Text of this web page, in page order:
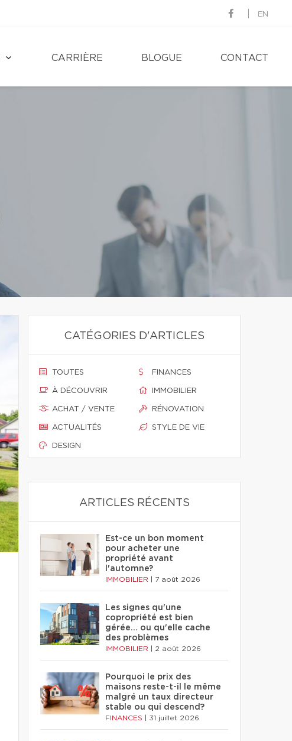
EN
CARRIÈRE BLOGUE CONTACT
CATÉGORIES D'ARTICLES
TOUTES
À DÉCOUVRIR
ACHAT / VENTE
ACTUALITÉS
DESIGN
FINANCES
IMMOBILIER
RÉNOVATION
STYLE DE VIE
ARTICLES RÉCENTS
Est-ce un bon moment
pour acheter une
propriété avant
l'automne?
IMMOBILIER 7 août 2026
Les signes qu'une
copropriété est bien
gérée… ou qu'elle cache
des problèmes
IMMOBILIER 2 août 2026
Pourquoi le prix des
maisons reste-t-il le même
malgré un taux directeur
stable ou qui descend?
FINANCES 31 juillet 2026